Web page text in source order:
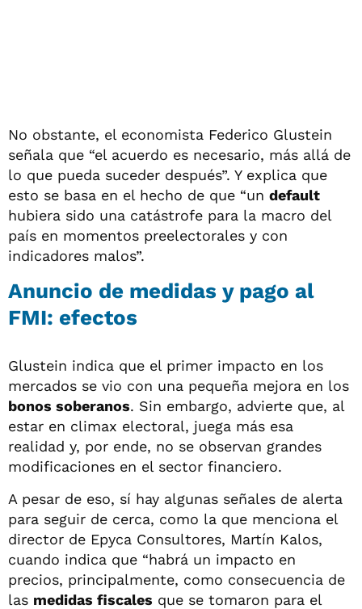
No obstante, el economista Federico Glustein
señala que “el acuerdo es necesario, más allá de
lo que pueda suceder después”. Y explica que
esto se basa en el hecho de que “un default
hubiera sido una catástrofe para la macro del
país en momentos preelectorales y con
indicadores malos”.
Anuncio de medidas y pago al
FMI: efectos
Glustein indica que el primer impacto en los
mercados se vio con una pequeña mejora en los
bonos soberanos. Sin embargo, advierte que, al
estar en climax electoral, juega más esa
realidad y, por ende, no se observan grandes
modificaciones en el sector financiero.
A pesar de eso, sí hay algunas señales de alerta
para seguir de cerca, como la que menciona el
director de Epyca Consultores, Martín Kalos,
cuando indica que “habrá un impacto en
precios, principalmente, como consecuencia de
las medidas fiscales que se tomaron para el